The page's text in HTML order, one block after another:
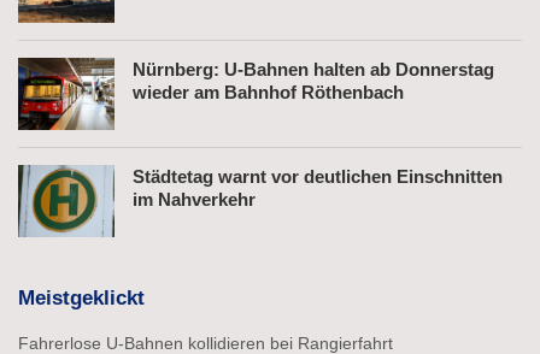
Nürnberg: U-Bahnen halten ab Donnerstag
wieder am Bahnhof Röthenbach
Städtetag warnt vor deutlichen Einschnitten
im Nahverkehr
Meistgeklickt
Fahrerlose U-Bahnen kollidieren bei Rangierfahrt